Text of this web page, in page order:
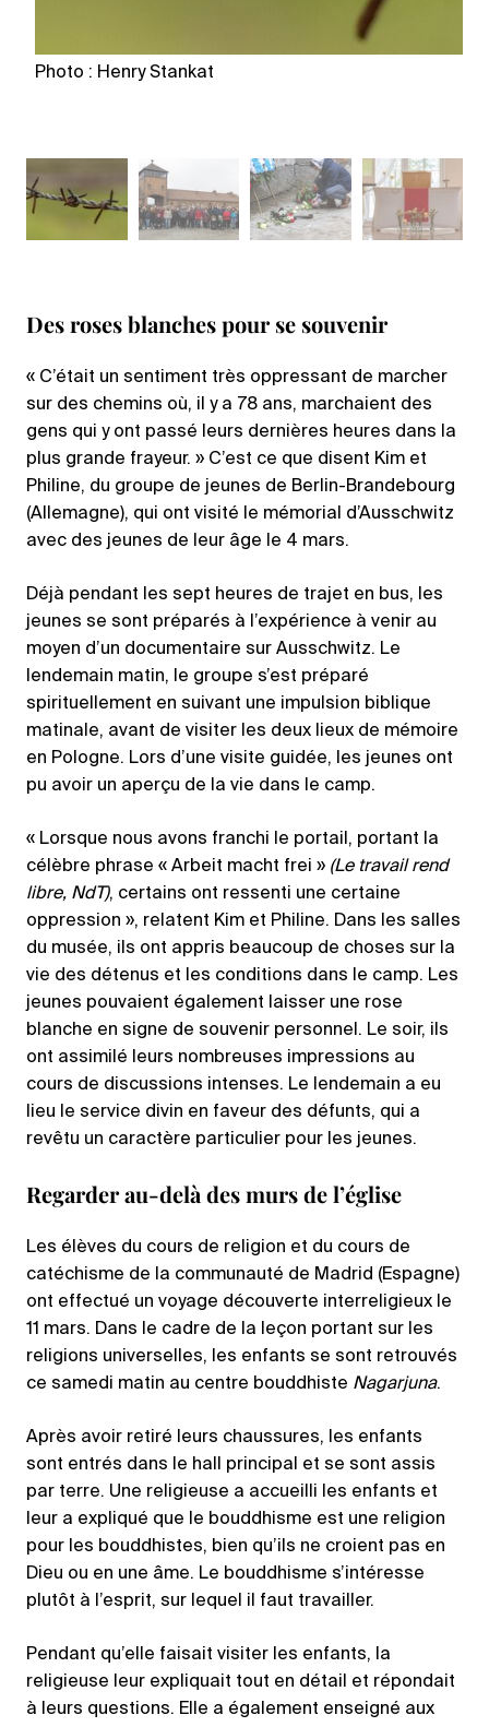
Photo : Henry Stankat
Des roses blanches pour se souvenir
« C’était un sentiment très oppressant de marcher
sur des chemins où, il y a 78 ans, marchaient des
gens qui y ont passé leurs dernières heures dans la
plus grande frayeur. » C’est ce que disent Kim et
Philine, du groupe de jeunes de Berlin-Brandebourg
(Allemagne), qui ont visité le mémorial d’Ausschwitz
avec des jeunes de leur âge le 4 mars.
Déjà pendant les sept heures de trajet en bus, les
jeunes se sont préparés à l’expérience à venir au
moyen d’un documentaire sur Ausschwitz. Le
lendemain matin, le groupe s’est préparé
spirituellement en suivant une impulsion biblique
matinale, avant de visiter les deux lieux de mémoire
en Pologne. Lors d’une visite guidée, les jeunes ont
pu avoir un aperçu de la vie dans le camp.
« Lorsque nous avons franchi le portail, portant la
célèbre phrase « Arbeit macht frei » (Le travail rend
libre, NdT), certains ont ressenti une certaine
oppression », relatent Kim et Philine. Dans les salles
du musée, ils ont appris beaucoup de choses sur la
vie des détenus et les conditions dans le camp. Les
jeunes pouvaient également laisser une rose
blanche en signe de souvenir personnel. Le soir, ils
ont assimilé leurs nombreuses impressions au
cours de discussions intenses. Le lendemain a eu
lieu le service divin en faveur des défunts, qui a
revêtu un caractère particulier pour les jeunes.
Regarder au-delà des murs de l’église
Les élèves du cours de religion et du cours de
catéchisme de la communauté de Madrid (Espagne)
ont effectué un voyage découverte interreligieux le
11 mars. Dans le cadre de la leçon portant sur les
religions universelles, les enfants se sont retrouvés
ce samedi matin au centre bouddhiste Nagarjuna.
Après avoir retiré leurs chaussures, les enfants
sont entrés dans le hall principal et se sont assis
par terre. Une religieuse a accueilli les enfants et
leur a expliqué que le bouddhisme est une religion
pour les bouddhistes, bien qu’ils ne croient pas en
Dieu ou en une âme. Le bouddhisme s’intéresse
plutôt à l’esprit, sur lequel il faut travailler.
Pendant qu’elle faisait visiter les enfants, la
religieuse leur expliquait tout en détail et répondait
à leurs questions. Elle a également enseigné aux